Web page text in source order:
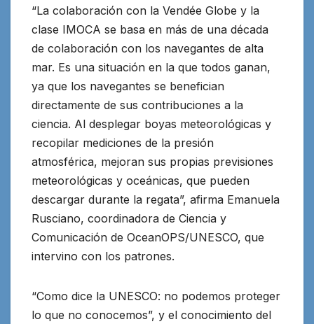
“La colaboración con la Vendée Globe y la
clase IMOCA se basa en más de una década
de colaboración con los navegantes de alta
mar. Es una situación en la que todos ganan,
ya que los navegantes se benefician
directamente de sus contribuciones a la
ciencia. Al desplegar boyas meteorológicas y
recopilar mediciones de la presión
atmosférica, mejoran sus propias previsiones
meteorológicas y oceánicas, que pueden
descargar durante la regata”, afirma Emanuela
Rusciano, coordinadora de Ciencia y
Comunicación de OceanOPS/UNESCO, que
intervino con los patrones.
“Como dice la UNESCO: no podemos proteger
lo que no conocemos”, y el conocimiento del